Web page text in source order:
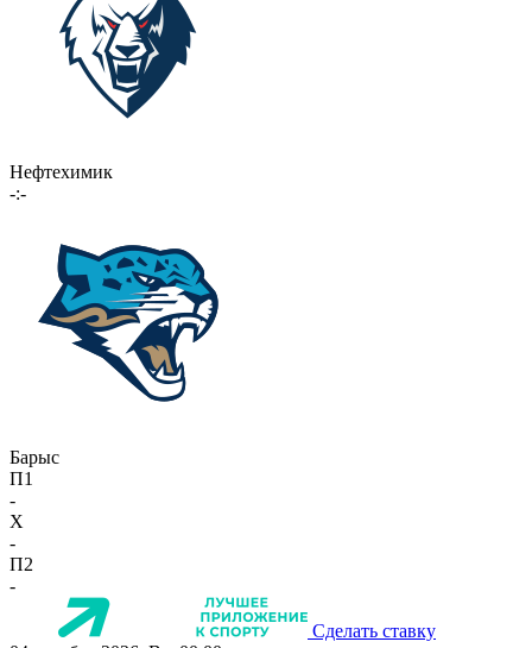
Нефтехимик
-:-
Барыс
П1
-
X
-
П2
-
Сделать ставку